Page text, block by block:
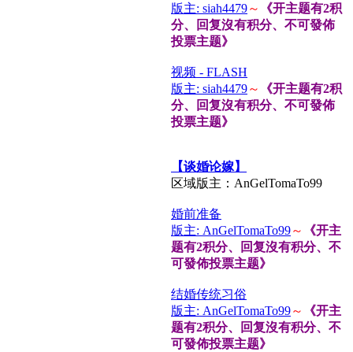
版主: siah4479～
《开主题有2积
分、回复沒有积分、不可發佈
投票主题》
视频 - FLASH
版主: siah4479～
《开主题有2积
分、回复沒有积分、不可發佈
投票主题》
【谈婚论嫁】
区域版主：AnGelTomaTo99
婚前准备
版主: AnGelTomaTo99～
《开主
题有2积分、回复沒有积分、不
可發佈投票主题》
结婚传统习俗
版主: AnGelTomaTo99～
《开主
题有2积分、回复沒有积分、不
可發佈投票主题》